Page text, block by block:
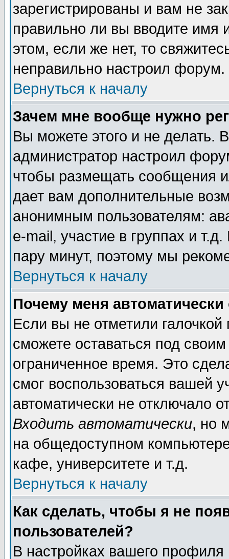
зарегистрированы и вам не
правильно ли вы вводите
этом, если же нет, то
неправильно настроил форум.
Вернуться к началу
Зачем мне вообще нужно
Вы можете этого и не делать.
администратор настроил
чтобы размещать сообщения
дает вам дополнительные
анонимным пользователям:
e-mail, участие в группах и
пару минут, поэтому мы
Вернуться к началу
Почему меня автоматически
Если вы не отметили галочкой
сможете оставаться под
ограниченное время. Это
смог воспользоваться вашей
автоматически не отключало
Входить автоматически, но
на общедоступном
кафе, университете и т.д.
Вернуться к началу
Как сделать, чтобы я не
пользователей?
В настройках вашего